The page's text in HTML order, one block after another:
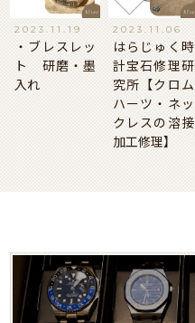
2023.11.19
・ブレスレッ
ト 研磨・墨
入れ
2023.11.06
はらじゅく時
計宝石修理研
究所【クロム
ハーツ・ネッ
クレスの溶接
加工修理】